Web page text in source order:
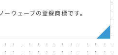
ウェーブの登録商標です。